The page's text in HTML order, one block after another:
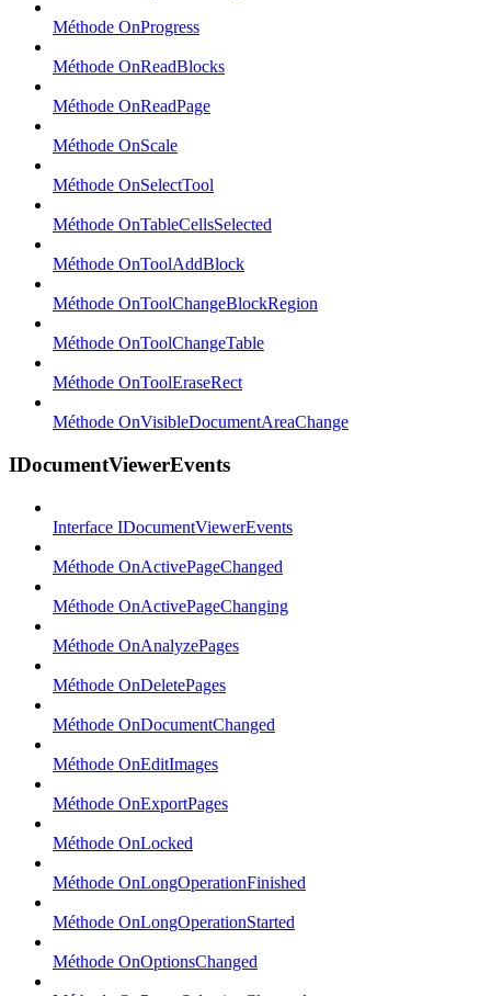
Méthode OnProgress
Méthode OnReadBlocks
Méthode OnReadPage
Méthode OnScale
Méthode OnSelectTool
Méthode OnTableCellsSelected
Méthode OnToolAddBlock
Méthode OnToolChangeBlockRegion
Méthode OnToolChangeTable
Méthode OnToolEraseRect
Méthode OnVisibleDocumentAreaChange
IDocumentViewerEvents
Interface IDocumentViewerEvents
Méthode OnActivePageChanged
Méthode OnActivePageChanging
Méthode OnAnalyzePages
Méthode OnDeletePages
Méthode OnDocumentChanged
Méthode OnEditImages
Méthode OnExportPages
Méthode OnLocked
Méthode OnLongOperationFinished
Méthode OnLongOperationStarted
Méthode OnOptionsChanged